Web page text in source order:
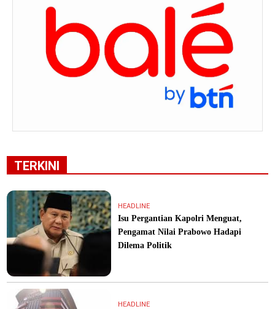
TERKINI
HEADLINE
Isu Pergantian Kapolri Menguat,
Pengamat Nilai Prabowo Hadapi
Dilema Politik
HEADLINE